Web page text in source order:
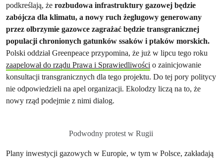
podkreślają, że rozbudowa infrastruktury gazowej będzie
zabójcza dla klimatu, a nowy ruch żeglugowy generowany
przez olbrzymie gazowce zagrażać będzie transgranicznej
populacji chronionych gatunków ssaków i ptaków morskich.
Polski oddział Greenpeace przypomina, że już w lipcu tego roku
zaapelował do rządu Prawa i Sprawiedliwości o zainicjowanie
konsultacji transgranicznych dla tego projektu. Do tej pory politycy
nie odpowiedzieli na apel organizacji. Ekolodzy liczą na to, że
nowy rząd podejmie z nimi dialog.
Podwodny protest w Rugii
Plany inwestycji gazowych w Europie, w tym w Polsce, zakładają